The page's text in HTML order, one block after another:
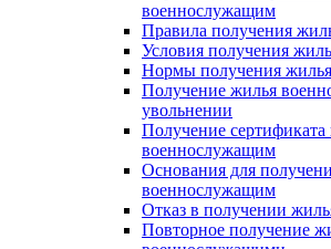
военнослужащим
Правила получения
Условия получения
Нормы получения
Получение жилья
увольнении
Получение сертификата
военнослужащим
Основания для
военнослужащим
Отказ в получении
Повторное получение